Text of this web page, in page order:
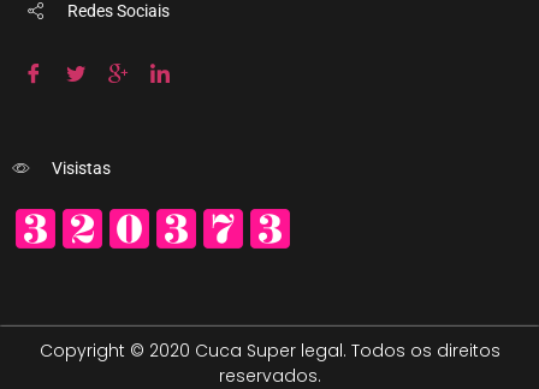
Redes Sociais
Visistas
Copyright © 2020 Cuca Super legal. Todos os direitos
reservados.